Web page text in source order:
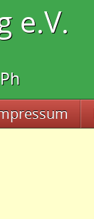
e.V.